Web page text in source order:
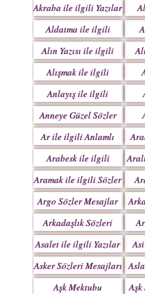
Akraba ile ilgili Yazılar
Aldatma ile ilgili
Yazıları
Alın Yazısı ile ilgili
Sözler
Alışmak ile ilgili
Yazılar
Anlayış ile ilgili
Yazılar
Anneye Güzel Sözler
Ar ile ilgili Anlamlı
Sözler
Arabesk ile ilgili
Yazılar
Aramak ile ilgili Sözler
Argo Sözler Mesajlar
Arkadaşlık Sözleri
Mesajları
Asalet ile ilgili Yazılar
Asker Sözleri Mesajları
Aşk Mektubu